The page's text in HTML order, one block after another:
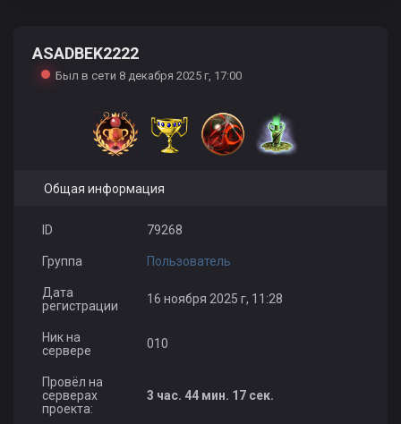
ASADBEK2222
Был в сети 8 декабря 2025 г, 17:00
Общая информация
ID 79268
Группа Пользователь
Дата
регистрации
16 ноября 2025 г, 11:28
Ник на
сервере
010
Провёл на
серверах
проекта:
3 час. 44 мин. 17 сек.